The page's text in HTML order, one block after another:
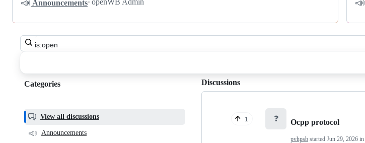
Discussions
📣 Announcements 📣
Search
all
Categories,
helpful,
and
Categories
View all discussions
📣 Announcements
Discussions
1 ❓ Ocpp protocol
pvhpsb started Jun 29, 2026 in